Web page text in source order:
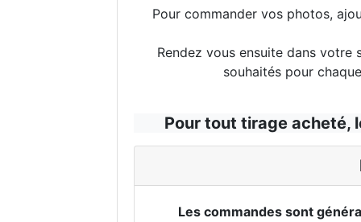
Pour commander vos photos,
Rendez vous ensuite dans
souhaités pour
Pour tout tirage acheté,
Les commandes sont